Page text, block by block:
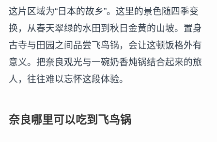
这片区域为“日本的故乡”。这里的景色随四季变
换，从春天翠绿的水田到秋日金黄的山坡。置身
古寺与田园之间品尝飞鸟锅，会让这顿饭格外有
意义。把奈良观光与一碗奶香炖锅结合起来的旅
人，往往难以忘怀这段体验。
奈良哪里可以吃到飞鸟锅